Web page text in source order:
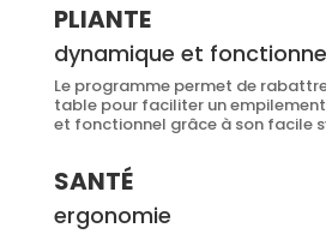
PLIANTE
dynamique et
Le programme permet de
table pour faciliter un
et fonctionnel grâce à son facile
SANTÉ
ergonomie